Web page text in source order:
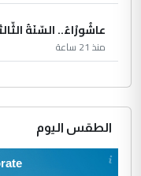
عاشُورْاءُ.. السّنَةُ
منذ 21 ساعة
الطقس اليوم